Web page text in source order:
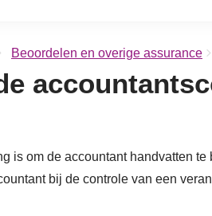
Beoordelen en overige assurance
is om de accountant handvatten
bij de controle van een